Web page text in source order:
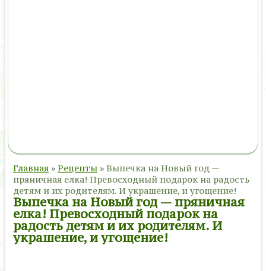
Главная » Рецепты » Выпечка на Новый год —
пряничная елка! Превосходный подарок на радость
детям и их родителям. И украшение, и угощение!
Выпечка на Новый год — пряничная
елка! Превосходный подарок на
радость детям и их родителям. И
украшение, и угощение!